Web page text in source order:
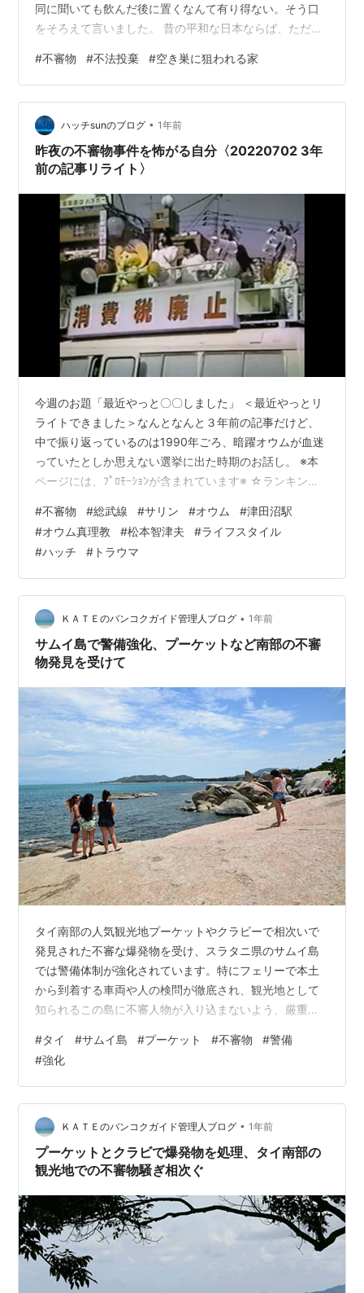
同に聞いても飲んだ後に置くなんて有り得ない。そう口
をそろえて言いました。 昔の平和な日本ならば、ただの
嗟の念を送る程度で終わっていました。 ですが、現代社
会では状況は変わりました。 人の出入りがあるか否かを
調べる犯罪者の典型的な行動であると知っているからで
す。 まあ急に言われても何を言っているのだね君は？と
返されるのが落ちでしょう。 同じ山形県内ですでに外国
人犯罪グループによる犯行が起きて…
#不審物 #不法投棄 #空き巣に狙われる家
ハッチsunのブログ • 1年前
昨夜の不審物事件を怖がる自分〈20220702 3年
前の記事リライト〉
今週のお題「最近やっと〇〇しました」 ＜最近やっとリ
ライトできました＞なんとなんと３年前の記事だけど、
中で振り返っているのは1990年ごろ、暗躍オウムが血迷
っていたとしか思えない選挙に出た時期のお話し。 ※本
ページには、ﾌﾟﾛﾓｰｼｮﾝが含まれています※ ☆ランキング
挙運動時のオウムガール こんにちは，皆さん。昨夜のＪ
Ｒ総武線車内での不審物事件，ニュース速報で見たとき
は，びっくりさせられましたが，爆発物処理班が出動し
調べた結果が爆発物ではないことがわかって，まずはホ
ッとしたところでした。 前回シリーズリンク
hatch51.com でも…
#不審物 #総武線 #サリン #オウム #津田沼駅
#オウム真理教 #松本智津夫 #ライフスタイル
#ハッチ # トラウマ
ＫＡＴＥのバンコクガイド管理人ブログ • 1年前
サムイ島で警備強化、プーケットなど南部の不審
物発見を受けて
タイ南部の人気観光地プーケットやクラビーで相次いで
発見された不審な爆発物を受け、スラタニ県のサムイ島
では警備体制が強化されています。特にフェリーで本土
から到着する車両や人の検問が徹底され、観光地として
知られるこの島に不審人物が入り込まないよう、厳重な
月1日に伝えています。 6月29日、サムイ島のフェリータ
ーミナルでは、地元警察に加えて、入国管理官、観光警
察、そして第4管区の治安作戦司令部（ISOC）の兵士ら
が協力し、すべての来島者に対する検査を実施しまし
た。 この措置は、プーケット国際空港付近に放置された
バイクから爆発物とみられる物体が見つ…
#タイ #サムイ島 #プーケット #不審物 #警備
#強化
ＫＡＴＥのバンコクガイド管理人ブログ • 1年前
プーケットとクラビで爆発物を処理、タイ南部の
観光地での不審物騒ぎ相次ぐ